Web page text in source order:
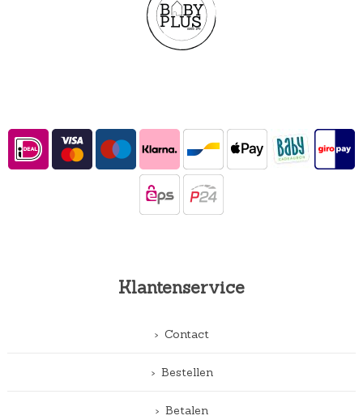
Klantenservice
Contact
Bestellen
Betalen